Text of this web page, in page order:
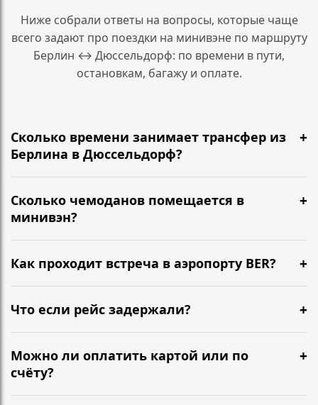
Ниже собрали ответы на вопросы, которые чаще
всего задают про поездки на минивэне по маршруту
Берлин ↔ Дюссельдорф: по времени в пути,
остановкам, багажу и оплате.
Сколько времени занимает трансфер из
Берлина в Дюссельдорф?
Обычно 5 ч 50 мин. Едем по A2, A3 и учитываем
дорожную ситуацию в день поездки.
Сколько чемоданов помещается в
минивэн?
В версии Long помещается до 7 больших чемоданов
плюс ручная кладь всех пассажиров. Если есть
негабаритный багаж, предупредите заранее.
Как проходит встреча в аэропорту BER?
Водитель встречает в зоне прилёта с табличкой с
вашим именем. Контакты и инструкции отправим
заранее в WhatsApp.
Что если рейс задержали?
Мы отслеживаем прилёт и остаёмся на связи. В
стоимость включено 60 минут ожидания в BER. Если
задержка больше, просто напишите нам в WhatsApp
Можно ли оплатить картой или по
счёту?
Да. Оплата онлайн, также возможна оплата по счёту